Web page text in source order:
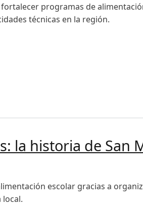
fortalecer programas de
técnicas en la región.
la historia de San
escolar gracias a